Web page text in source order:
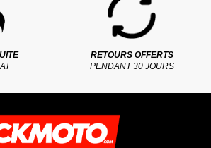
RETOURS OFFERTS
PENDANT 30 JOURS